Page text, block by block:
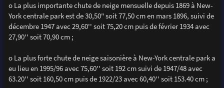
o La plus importante chute de neige mensuelle depuis 1869 à New-
York centrale park est de 30,50" soit 77,50 cm en mars 1896, suivi de
décembre 1947 avec 29,60'' soit 75,20 cm puis de février 1934 avec
27,90'' soit 70,90 cm ;
o La plus forte chute de neige saisonière à New-York centrale park a
eu lieu en 1995/96 avec 75,60'' soit 192 cm suivi de 1947/48 avec
63.20'' soit 160,50 cm puis de 1922/23 avec 60,40'' soit 153.40 cm ;